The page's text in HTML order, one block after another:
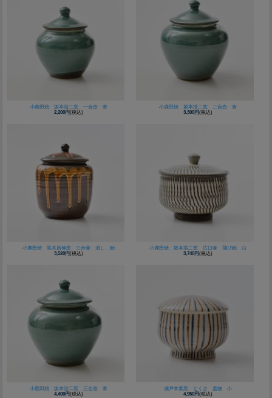
小鹿田焼 坂本浩二窯 一合壺 青
2,200円(税込)
小鹿田焼 坂本浩二窯 二合壺 青
3,300円(税込)
小鹿田焼 黒木昌伸窯 三合壷 流し 飴
3,520円(税込)
小鹿田焼 坂本浩二窯 広口壷 飛び鉋 白
3,740円(税込)
小鹿田焼 坂本浩二窯 三合壺 青
4,400円(税込)
瀬戸本業窯 とくさ 蓋物 小
4,950円(税込)